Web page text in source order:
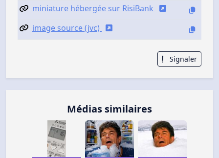
miniature hébergée sur RisiBank
image source (jvc)
Signaler
Médias similaires